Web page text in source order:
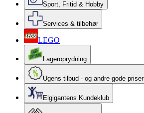
Sport, Fritid & Hobby
Services & tilbehør
LEGO
Lageroprydning
Ugens tilbud - og andre gode priser
Elgigantens Kundeklub